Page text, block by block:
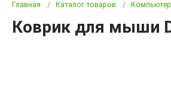
Главная Каталог товаров
Коврик для мыши